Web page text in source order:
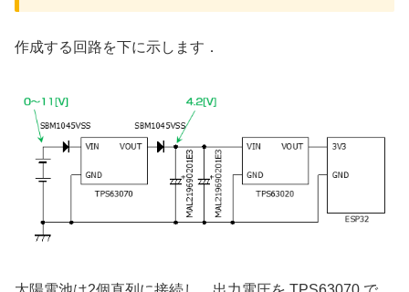
作成する回路を下に示します．